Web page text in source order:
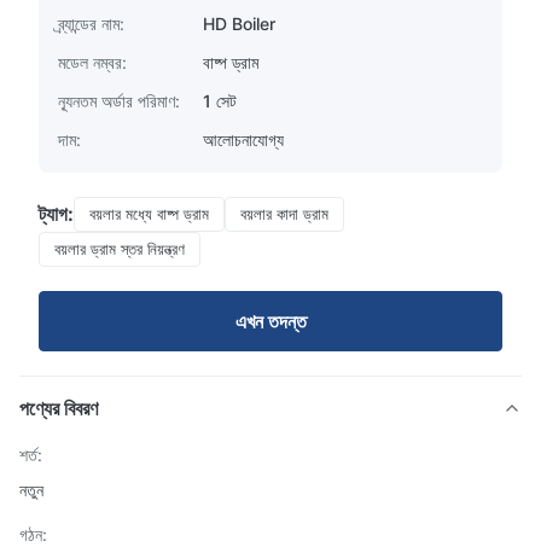
ব্র্যান্ডের নাম:
HD Boiler
মডেল নম্বর:
বাষ্প ড্রাম
ন্যূনতম অর্ডার পরিমাণ:
1 সেট
দাম:
আলোচনাযোগ্য
ট্যাগ: বয়লার মধ্যে বাষ্প ড্রাম
বয়লার কাদা ড্রাম
বয়লার ড্রাম স্তর নিয়ন্ত্রণ
এখন তদন্ত
পণ্যের বিবরণ
শর্ত:
নতুন
গঠন: